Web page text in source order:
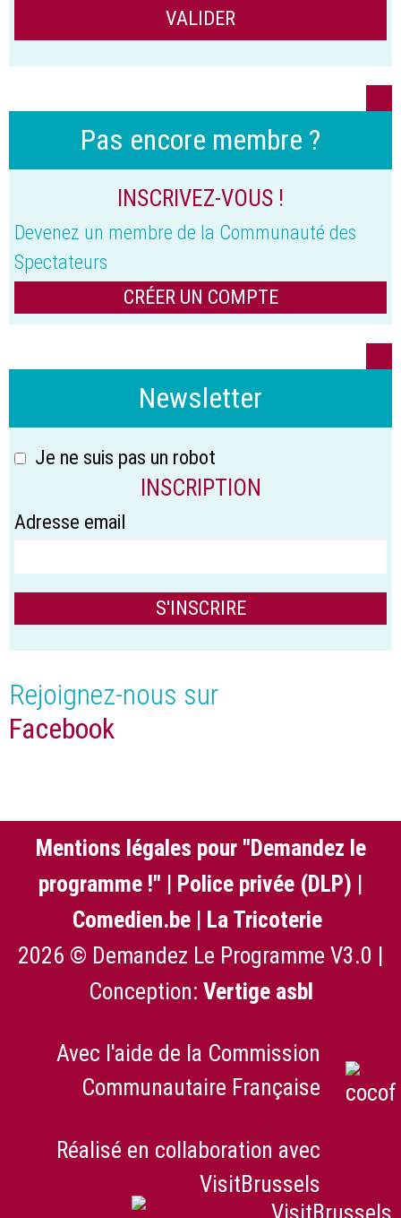
Pas encore membre ?
INSCRIVEZ-VOUS !
Devenez un membre de la Communauté des
Spectateurs
CRÉER UN COMPTE
Newsletter
Je ne suis pas un robot
INSCRIPTION
Adresse email
Rejoignez-nous sur
Facebook
Mentions légales pour "Demandez le
programme !" | Police privée (DLP) |
Comedien.be | La Tricoterie
2026 © Demandez Le Programme V3.0 |
Conception: Vertige asbl
Avec l'aide de la Commission
Communautaire Française
Réalisé en collaboration avec
VisitBrussels